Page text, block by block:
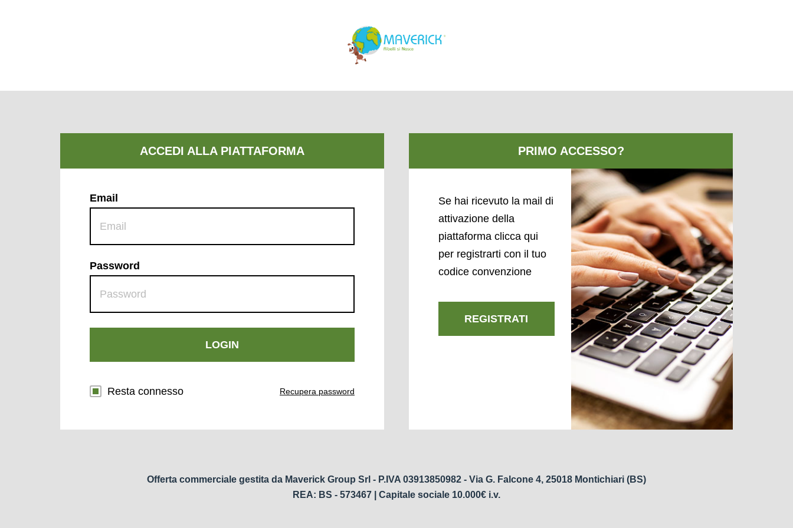
Email
Password
LOGIN
Resta connesso Recupera password
Se hai ricevuto la mail di
attivazione della
piattaforma clicca qui
per registrarti con il tuo
codice convenzione
REGISTRATI
Offerta commerciale gestita da Maverick Group Srl - P.IVA 03913850982 - Via G. Falcone 4, 25018 Montichiari (BS)
REA: BS - 573467 | Capitale sociale 10.000€ i.v.